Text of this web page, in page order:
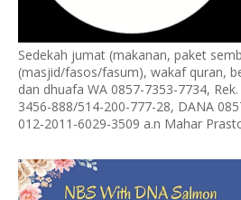
Sedekah jumat (makanan, paket
(masjid/fasos/fasum), wakaf quran,
dan dhuafa WA 0857-7353-7734,
3456-888/514-200-777-28, DANA
012-2011-6029-3509 a.n Mahar